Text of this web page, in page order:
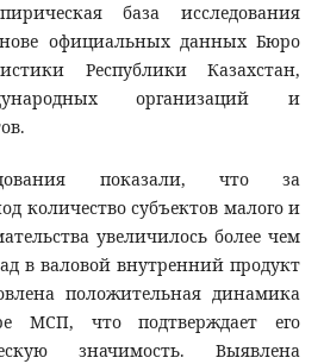
база исследования
официальных данных Бюро
Республики Казахстан,
организаций и
показали, что за
количество субъектов малого и
увеличилось более чем
в валовой внутренний продукт
положительная динамика
МСП, что подтверждает его
значимость. Выявлена